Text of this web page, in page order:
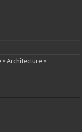
•Architecture •